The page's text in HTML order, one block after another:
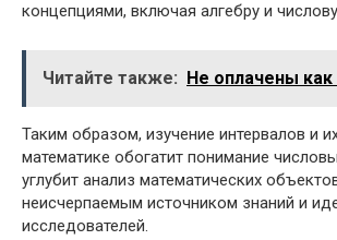
концепциями, включая алгебру и
Читайте также: Не оплачены
Таким образом, изучение интервалов и
математике обогатит понимание
углубит анализ математических
неисчерпаемым источником знаний и
исследователей.